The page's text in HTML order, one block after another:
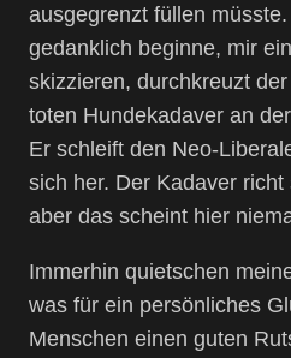
ausgegrenzt füllen
gedanklich beginne, mir
skizzieren, durchkreuzt
toten Hundekadaver an
Er schleift den Neo-
sich her. Der Kadaver
aber das scheint hier
Immerhin quietschen
was für ein persönliches
Menschen einen guten